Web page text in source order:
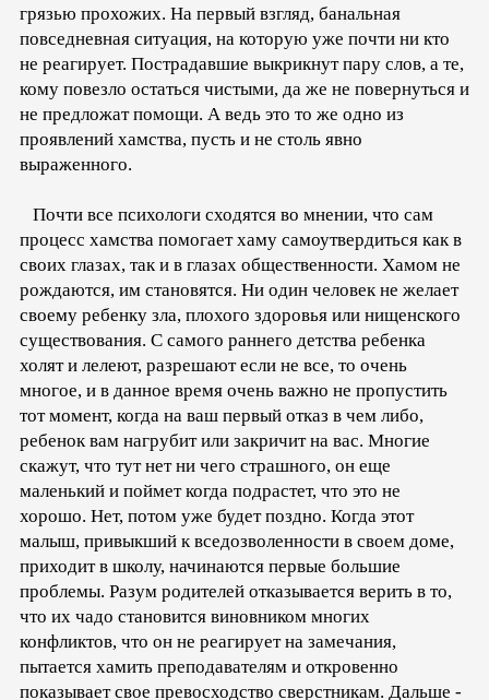
грязью прохожих. На первый взгляд, банальная
повседневная ситуация, на которую уже почти ни кто
не реагирует. Пострадавшие выкрикнут пару слов, а те,
кому повезло остаться чистыми, да же не повернуться и
не предложат помощи. А ведь это то же одно из
проявлений хамства, пусть и не столь явно
выраженного.
Почти все психологи сходятся во мнении, что сам
процесс хамства помогает хаму самоутвердиться как в
своих глазах, так и в глазах общественности. Хамом не
рождаются, им становятся. Ни один человек не желает
своему ребенку зла, плохого здоровья или нищенского
существования. С самого раннего детства ребенка
холят и лелеют, разрешают если не все, то очень
многое, и в данное время очень важно не пропустить
тот момент, когда на ваш первый отказ в чем либо,
ребенок вам нагрубит или закричит на вас. Многие
скажут, что тут нет ни чего страшного, он еще
маленький и поймет когда подрастет, что это не
хорошо. Нет, потом уже будет поздно. Когда этот
малыш, привыкший к вседозволенности в своем доме,
приходит в школу, начинаются первые большие
проблемы. Разум родителей отказывается верить в то,
что их чадо становится виновником многих
конфликтов, что он не реагирует на замечания,
пытается хамить преподавателям и откровенно
показывает свое превосходство сверстникам. Дальше -